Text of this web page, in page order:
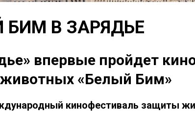
БИМ В ЗАРЯДЬЕ
впервые пройдет
«Белый Бим»
кинофестиваль защиты